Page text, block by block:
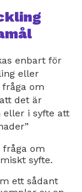
enbart för
eller
om
det är
eller i syfte att
om
syfte.
ett sådant